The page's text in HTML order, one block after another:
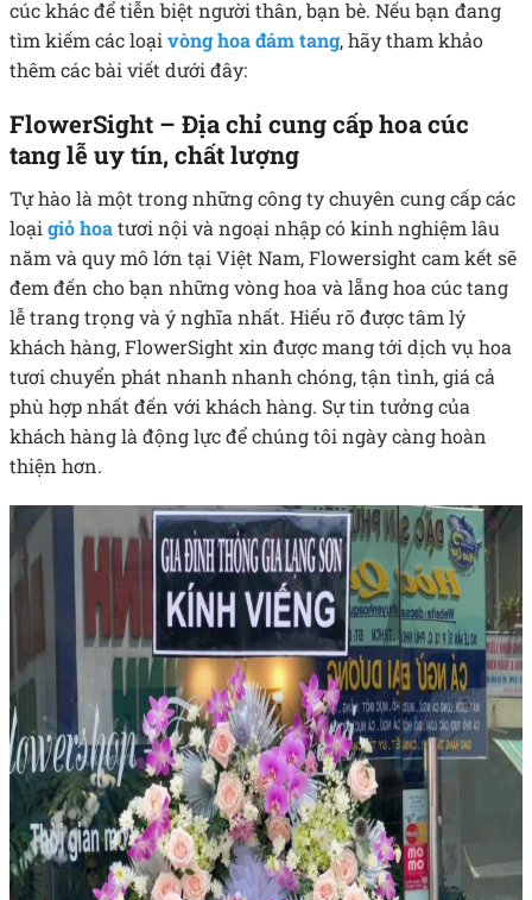
cúc khác để tiễn biệt người thân, bạn bè. Nếu bạn đang
tìm kiếm các loạivòng hoa đám tang, hãy tham khảo
thêm các bài viết dưới đây:
FlowerSight – Địa chỉ cung cấp hoa cúc
tang lễ uy tín, chất lượng
Tự hào là một trong những công ty chuyên cung cấp các
loạigiỏ hoatươi nội và ngoại nhập có kinh nghiệm lâu
năm và quy mô lớn tại Việt Nam, Flowersight cam kết sẽ
đem đến cho bạn những vòng hoa và lẵng hoa cúc tang
lễ trang trọng và ý nghĩa nhất. Hiểu rõ được tâm lý
khách hàng, FlowerSight xin được mang tới dịch vụ hoa
tươi chuyển phát nhanh nhanh chóng, tận tình, giá cả
phù hợp nhất đến với khách hàng. Sự tin tưởng của
khách hàng là động lực để chúng tôi ngày càng hoàn
thiện hơn.